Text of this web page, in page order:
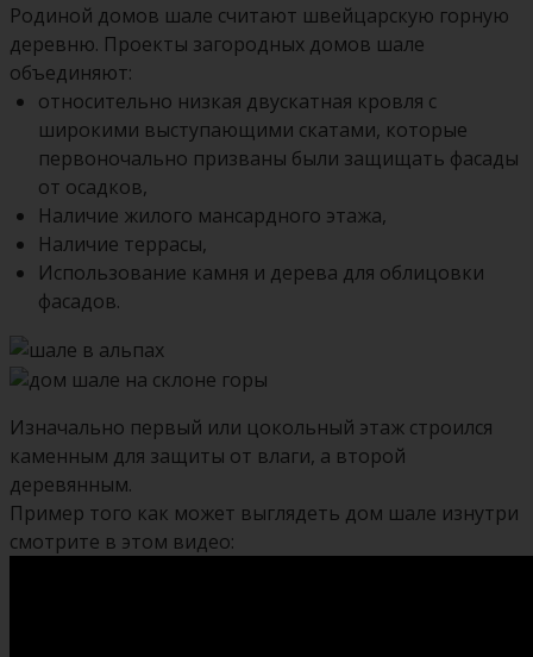
Родиной домов шале считают швейцарскую горную
деревню. Проекты загородных домов шале
объединяют:
относительно низкая двускатная кровля с
широкими выступающими скатами, которые
первоночально призваны были защищать фасады
от осадков,
Наличие жилого мансардного этажа,
Наличие террасы,
Использование камня и дерева для облицовки
фасадов.
Изначально первый или цокольный этаж строился
каменным для защиты от влаги, а второй
деревянным.
Пример того как может выглядеть дом шале изнутри
смотрите в этом видео: